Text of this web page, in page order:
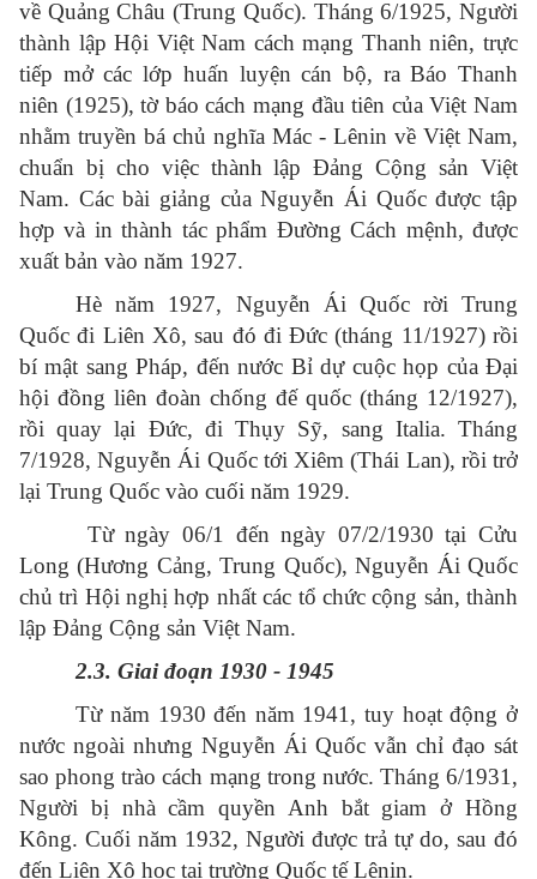
về Quảng Châu (Trung Quốc). Tháng 6/1925, Người
thành lập Hội Việt Nam cách mạng Thanh niên, trực
tiếp mở các lớp huấn luyện cán bộ, ra Báo Thanh
niên (1925), tờ báo cách mạng đầu tiên của Việt Nam
nhằm truyền bá chủ nghĩa Mác - Lênin về Việt Nam,
chuẩn bị cho việc thành lập Đảng Cộng sản Việt
Nam. Các bài giảng của Nguyễn Ái Quốc được tập
hợp và in thành tác phẩm Đường Cách mệnh, được
xuất bản vào năm 1927.
Hè năm 1927, Nguyễn Ái Quốc rời Trung
Quốc đi Liên Xô, sau đó đi Đức (tháng 11/1927) rồi
bí mật sang Pháp, đến nước Bỉ dự cuộc họp của Đại
hội đồng liên đoàn chống đế quốc (tháng 12/1927),
rồi quay lại Đức, đi Thụy Sỹ, sang Italia. Tháng
7/1928, Nguyễn Ái Quốc tới Xiêm (Thái Lan), rồi trở
lại Trung Quốc vào cuối năm 1929.
Từ ngày 06/1 đến ngày 07/2/1930 tại Cửu
Long (Hương Cảng, Trung Quốc), Nguyễn Ái Quốc
chủ trì Hội nghị hợp nhất các tổ chức cộng sản, thành
lập Đảng Cộng sản Việt Nam.
2.3. Giai đoạn 1930 - 1945
Từ năm 1930 đến năm 1941, tuy hoạt động ở
nước ngoài nhưng Nguyễn Ái Quốc vẫn chỉ đạo sát
sao phong trào cách mạng trong nước. Tháng 6/1931,
Người bị nhà cầm quyền Anh bắt giam ở Hồng
Kông. Cuối năm 1932, Người được trả tự do, sau đó
đến Liên Xô học tại trường Quốc tế Lênin.